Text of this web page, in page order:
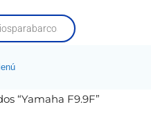
“Yamaha F9.9F”